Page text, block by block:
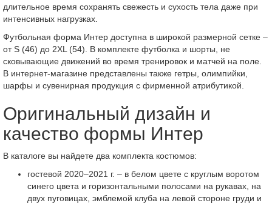
длительное время сохранять свежесть и сухость тела даже при
интенсивных нагрузках.
Футбольная форма Интер доступна в широкой размерной сетке –
от S (46) до 2XL (54). В комплекте футболка и шорты, не
сковывающие движений во время тренировок и матчей на поле.
В интернет-магазине представлены также гетры, олимпийки,
шарфы и сувенирная продукция с фирменной атрибутикой.
Оригинальный дизайн и
качество формы Интер
В каталоге вы найдете два комплекта костюмов:
гостевой 2020–2021 г. – в белом цвете с круглым воротом
синего цвета и горизонтальными полосами на рукавах, на
двух пуговицах, эмблемой клуба на левой стороне груди и